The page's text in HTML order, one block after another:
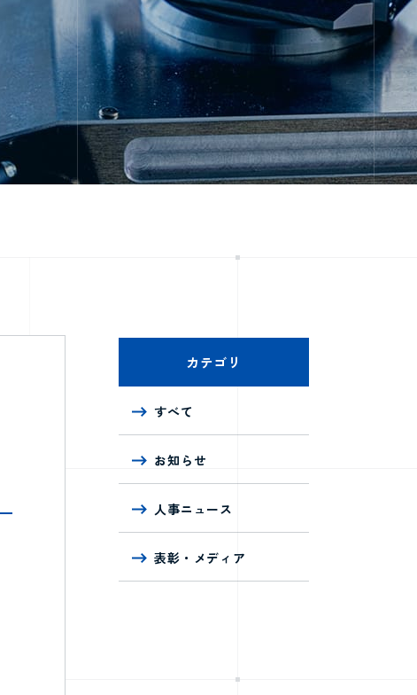
カテゴリ
すべて
お知らせ
人事ニュース
表彰・メディア